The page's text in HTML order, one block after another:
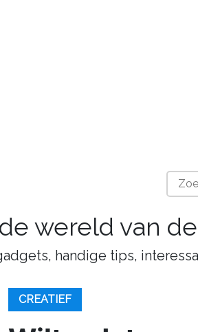
wereld van
handige tips,
CREATIEF